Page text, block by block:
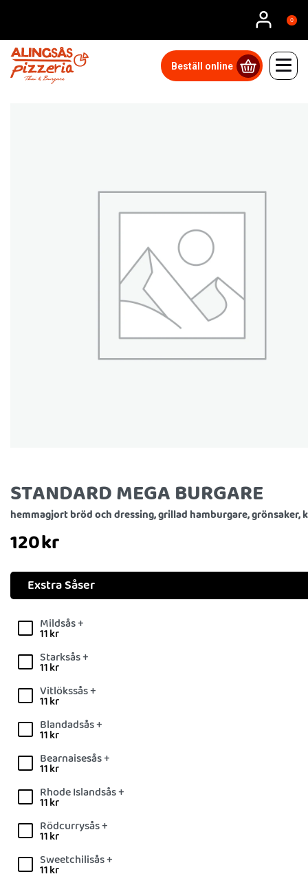
0
Beställ online
STANDARD MEGA BURGARE
hemmagjort bröd och dressing, grillad hamburgare, grönsaker,
120kr
Exstra Såser
Mildsås +
11kr
Starksås +
11kr
Vitlökssås +
11kr
Blandadsås +
11kr
Bearnaisesås +
11kr
Rhode Islandsås +
11kr
Rödcurrysås +
11kr
Sweetchilisås +
11kr